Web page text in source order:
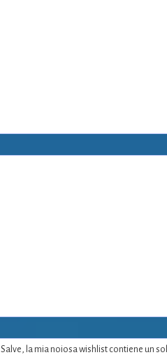
Salve, la mia noiosa wishlist contiene un